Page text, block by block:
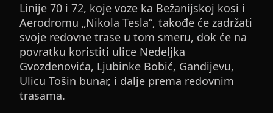
Linije 70 i 72, koje voze ka Bežanijskoj kosi i
Aerodromu „Nikola Tesla“, takođe će zadržati
svoje redovne trase u tom smeru, dok će na
povratku koristiti ulice Nedeljka
Gvozdenovića, Ljubinke Bobić, Gandijevu,
Ulicu Tošin bunar, i dalje prema redovnim
trasama.